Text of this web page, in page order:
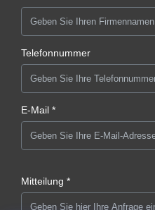
Telefonnummer
E-Mail *
Mitteilung *